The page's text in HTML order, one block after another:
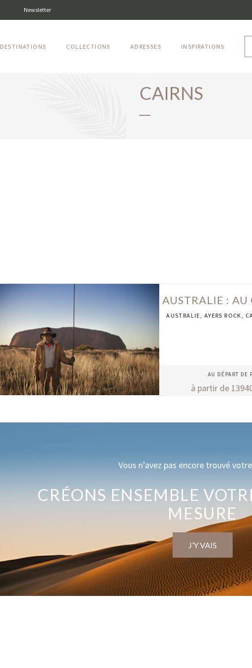
Newsletter
DESTINATIONS COLLECTIONS ADRESSES INSPIRATIONS
CAIRNS
AUSTRALIE :
AUSTRALIE, AYERS ROCK,
AU DÉPART DE
à partir de
Vous n’avez pas encore trouvé
CRÉONS ENSEMBLE
MESURE
J’Y VAIS